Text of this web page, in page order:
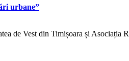
urbane”
de Vest din Timișoara și